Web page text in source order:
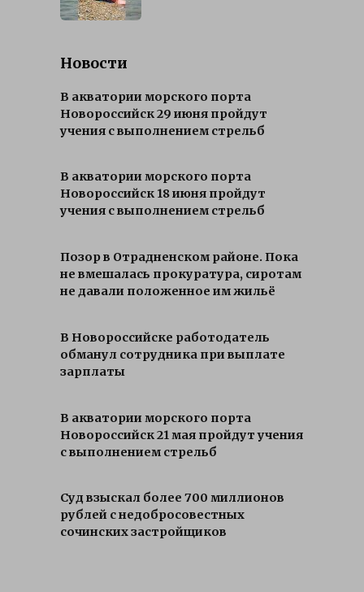
Новости
В акватории морского порта
Новороссийск 29 июня пройдут
учения с выполнением стрельб
В акватории морского порта
Новороссийск 18 июня пройдут
учения с выполнением стрельб
Позор в Отрадненском районе. Пока
не вмешалась прокуратура, сиротам
не давали положенное им жильё
В Новороссийске работодатель
обманул сотрудника при выплате
зарплаты
В акватории морского порта
Новороссийск 21 мая пройдут учения
с выполнением стрельб
Суд взыскал более 700 миллионов
рублей с недобросовестных
сочинских застройщиков